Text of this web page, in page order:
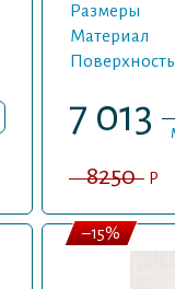
Размеры
Материал
Поверхность
7 013
8250 P
–15%